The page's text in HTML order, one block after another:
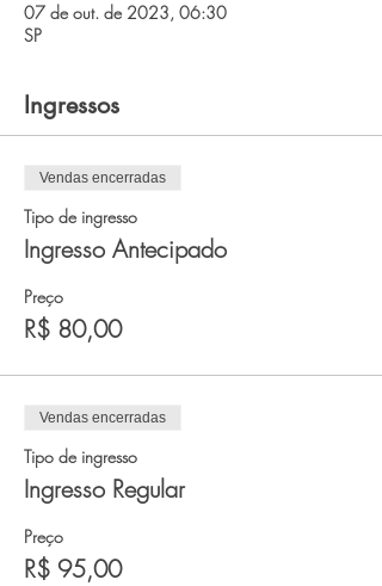
07 de out. de 2023, 06:30
SP
Ingressos
Vendas encerradas
Tipo de ingresso
Ingresso Antecipado
Preço
R$ 80,00
Vendas encerradas
Tipo de ingresso
Ingresso Regular
Preço
R$ 95,00